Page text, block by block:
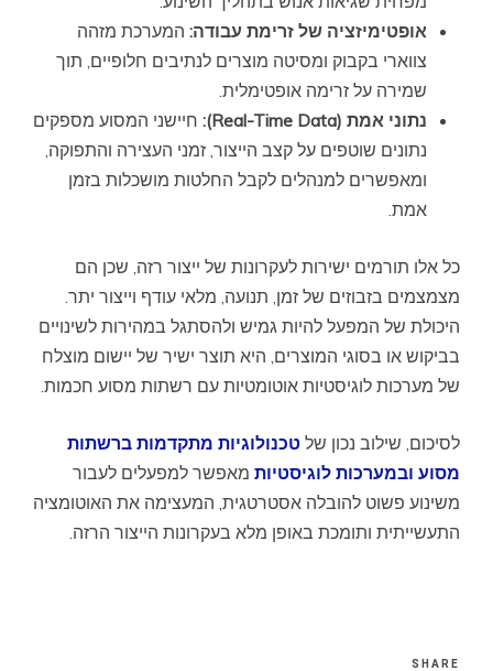
אופטימיזציה של זרימת עבודה: המערכת מזהה
צווארי בקבוק ומסיטה מוצרים לנתיבים חלופיים, תוך
שמירה על זרימה אופטימלית.
נתוני אמת (Real-Time Data):
חיישני המסוע מספקים
נתונים שוטפים על קצב הייצור, זמני העצירה והתפוקה,
ומאפשרים למנהלים לקבל החלטות מושכלות בזמן
אמת.
כל אלו תורמים ישירות לעקרונות של ייצור רזה, שכן הם
מצמצמים בזבוזים של זמן, תנועה, מלאי עודף וייצור יתר.
היכולת של המפעל להיות גמיש ולהסתגל במהירות לשינויים
בביקוש או בסוגי המוצרים, היא תוצר ישיר של יישום מוצלח
של מערכות לוגיסטיות אוטומטיות עם רשתות מסוע חכמות.
לסיכום, שילוב נכון של טכנולוגיות מתקדמות ברשתות
מסוע ובמערכות לוגיסטיות מאפשר למפעלים לעבור
משינוע פשוט להובלה אסטרטגית, המעצימה את האוטומציה
התעשייתית ותומכת באופן מלא בעקרונות הייצור הרזה.
SHARE